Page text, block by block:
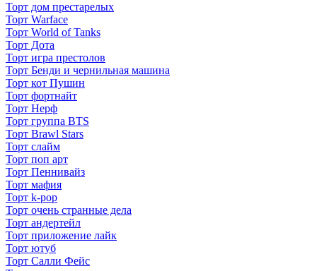
Торт дом престарелых
Торт Warface
Торт World of Tanks
Торт Дота
Торт игра престолов
Торт Бенди и чернильная машина
Торт кот Пушин
Торт фортнайт
Торт Нерф
Торт группа BTS
Торт Brawl Stars
Торт слайм
Торт поп арт
Торт Пеннивайз
Торт мафия
Торт k-pop
Торт очень странные дела
Торт андертейл
Торт приложение лайк
Торт ютуб
Торт Салли Фейс